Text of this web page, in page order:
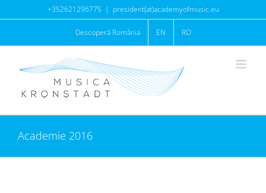
to
+352621296775 | president(at)academyofmusic.eu
Descoperă România EN RO
Academie 2016